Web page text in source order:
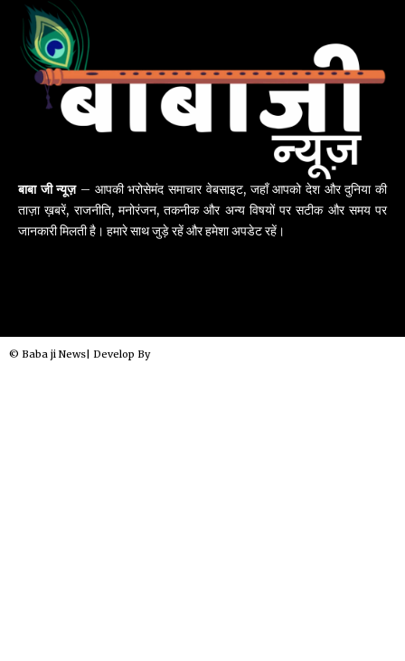
बाबा जी न्यूज़– आपकी भरोसेमंद समाचार वेबसाइट, जहाँ आपको देश और दुनिया की
ताज़ा ख़बरें, राजनीति, मनोरंजन, तकनीक और अन्य विषयों पर सटीक और समय पर
जानकारी मिलती है। हमारे साथ जुड़े रहें और हमेशा अपडेट रहें।
© Baba ji News| Develop By